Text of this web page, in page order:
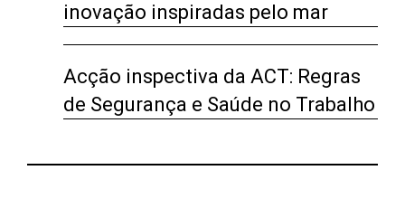
inovação inspiradas pelo mar
Acção inspectiva da ACT: Regras
de Segurança e Saúde no Trabalho